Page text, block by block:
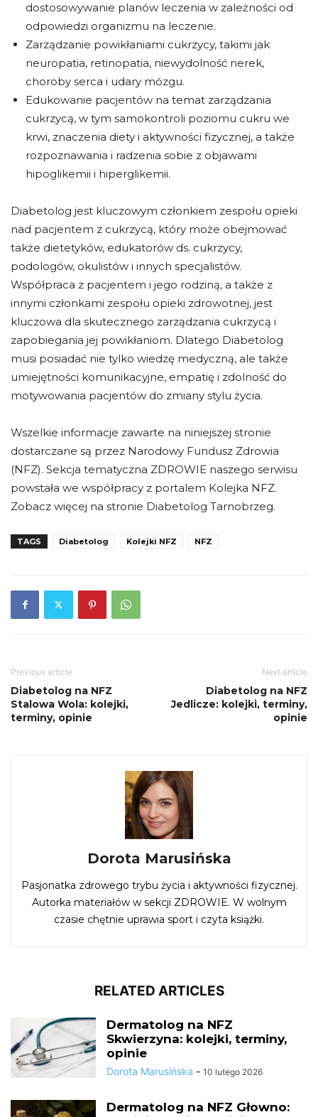
dostosowywanie planów leczenia w zależności od
odpowiedzi organizmu na leczenie.
Zarządzanie powikłaniami cukrzycy, takimi jak
neuropatia, retinopatia, niewydolność nerek,
choroby serca i udary mózgu.
Edukowanie pacjentów na temat zarządzania
cukrzycą, w tym samokontroli poziomu cukru we
krwi, znaczenia diety i aktywności fizycznej, a także
rozpoznawania i radzenia sobie z objawami
hipoglikemii i hiperglikemii.
Diabetolog jest kluczowym członkiem zespołu opieki
nad pacjentem z cukrzycą, który może obejmować
także dietetyków, edukatorów ds. cukrzycy,
podologów, okulistów i innych specjalistów.
Współpraca z pacjentem i jego rodziną, a także z
innymi członkami zespołu opieki zdrowotnej, jest
kluczowa dla skutecznego zarządzania cukrzycą i
zapobiegania jej powikłaniom. Dlatego Diabetolog
musi posiadać nie tylko wiedzę medyczną, ale także
umiejętności komunikacyjne, empatię i zdolność do
motywowania pacjentów do zmiany stylu życia.
Wszelkie informacje zawarte na niniejszej stronie
dostarczane są przez Narodowy Fundusz Zdrowia
(NFZ). Sekcja tematyczna ZDROWIE naszego serwisu
powstała we współpracy z portalem Kolejka NFZ.
Zobacz więcej na stronie Diabetolog Tarnobrzeg.
TAGS Diabetolog Kolejki NFZ NFZ
Previous article
Diabetolog na NFZ
Stalowa Wola: kolejki,
terminy, opinie
Next article
Diabetolog na NFZ
Jedlicze: kolejki, terminy,
opinie
Dorota Marusińska
Pasjonatka zdrowego trybu życia i aktywności fizycznej.
Autorka materiałów w sekcji ZDROWIE. W wolnym
czasie chętnie uprawia sport i czyta książki.
RELATED ARTICLES
Dermatolog na NFZ
Skwierzyna: kolejki, terminy,
opinie
Dorota Marusińska - 10 lutego 2026
Dermatolog na NFZ Głowno: